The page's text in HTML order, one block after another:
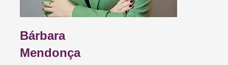
Bárbara
Mendonça